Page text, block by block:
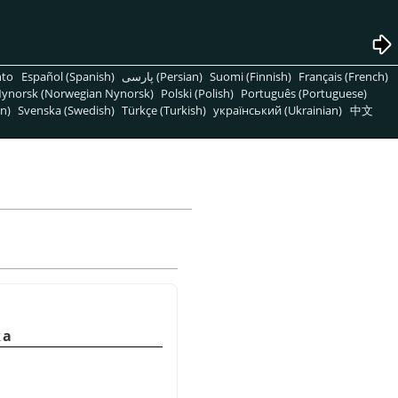
Español (Spanish) پارسی (Persian) Suomi (Finnish) Français (French)
(Norwegian Nynorsk) Polski (Polish) Português (Portuguese)
Svenska (Swedish) Türkçe (Turkish) український (Ukrainian) 中文